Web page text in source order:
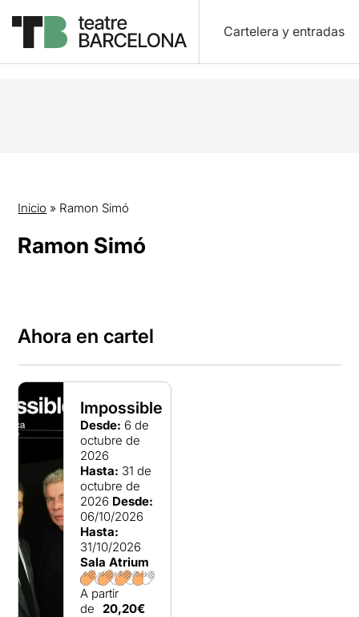
Cartelera y entradas
Inicio » Ramon Simó
Ramon Simó
Ahora en cartel
Impossible
Desde: 6 de
octubre de
2026
Hasta: 31 de
octubre de
2026 Desde:
06/10/2026
Hasta:
31/10/2026
Sala Atrium
A partir
de 20,20€